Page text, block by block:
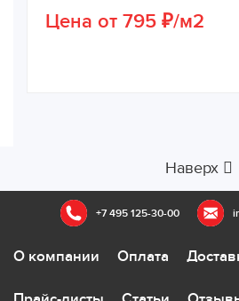
Цена от 795 ₽/м2
Наверх
+7 495 125-30-00
О компании Оплата